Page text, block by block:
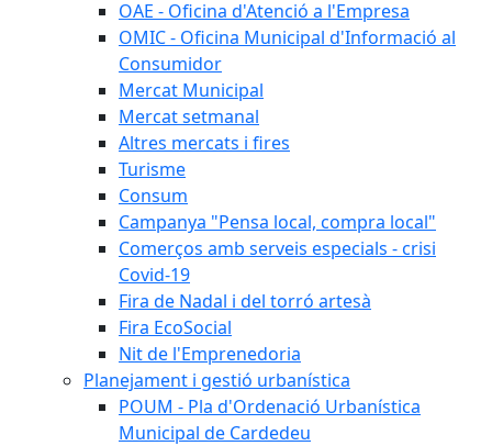
OAE - Oficina d'Atenció a l'Empresa
OMIC - Oficina Municipal d'Informació al
Consumidor
Mercat Municipal
Mercat setmanal
Altres mercats i fires
Turisme
Consum
Campanya "Pensa local, compra local"
Comerços amb serveis especials - crisi
Covid-19
Fira de Nadal i del torró artesà
Fira EcoSocial
Nit de l'Emprenedoria
Planejament i gestió urbanística
POUM - Pla d'Ordenació Urbanística
Municipal de Cardedeu